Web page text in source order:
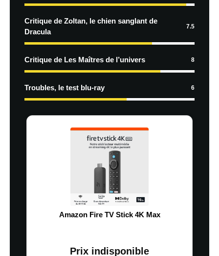
Critique de Zoltan, le chien sanglant de
Dracula
7.5
Critique de Les Maîtres de l’univers 8
Troubles, le test blu-ray 6
Amazon Fire TV Stick 4K Max
Prix indisponible